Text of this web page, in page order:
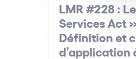
LMR #228 :
Services Act
Définition et
d’application